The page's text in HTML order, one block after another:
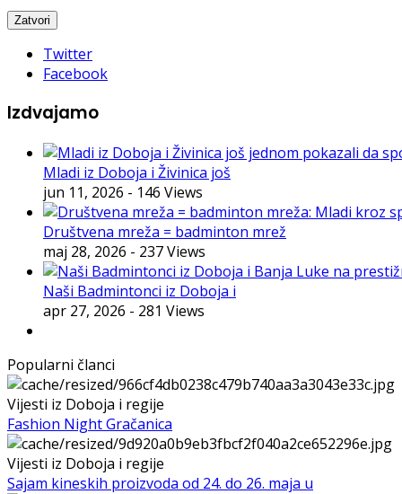
Twitter
Facebook
Izdvajamo
Mladi iz Doboja i Živinica još
jun 11, 2026 - 146 Views
Društvena mreža = badminton mrež
maj 28, 2026 - 237 Views
Naši Badmintonci iz Doboja i
apr 27, 2026 - 281 Views
Popularni članci
Vijesti iz Doboja i regije
Fashion Night Gračanica
Vijesti iz Doboja i regije
Sajam kineskih proizvoda od 24. do 26. maja u